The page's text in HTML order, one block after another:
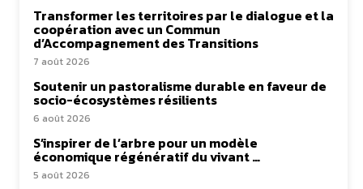
Transformer les territoires par le dialogue et la
coopération avec un Commun
d’Accompagnement des Transitions
7 août 2026
Soutenir un pastoralisme durable en faveur de
socio-écosystèmes résilients
6 août 2026
S’inspirer de l’arbre pour un modèle
économique régénératif du vivant …
5 août 2026